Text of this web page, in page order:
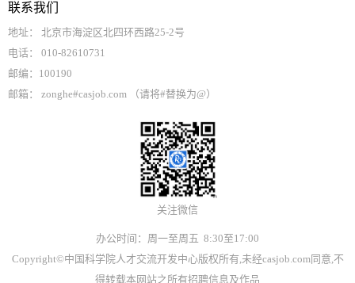
联系我们
地址： 北京市海淀区北四环西路25-2号
电话： 010-82610731
邮编：100190
邮箱： zonghe#casjob.com （请将#替换为@）
关注微信
办公时间：周一至周五 8:30至17:00
Copyright©中国科学院人才交流开发中心版权所有,未经casjob.com同意,不
得转载本网站之所有招聘信息及作品